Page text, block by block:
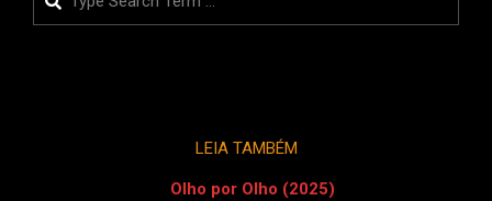
LEIA TAMBÉM
Olho por Olho (2025)